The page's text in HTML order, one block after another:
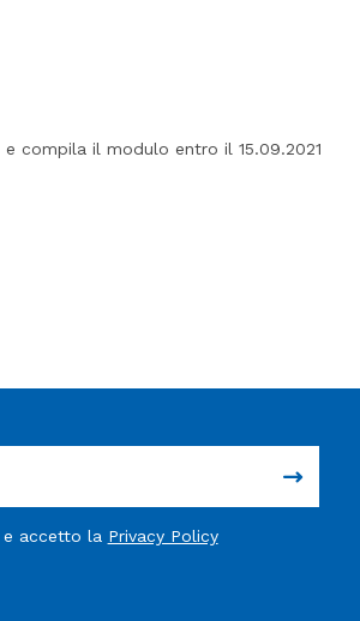
compila il modulo entro il 15.09.2021
accetto la Privacy Policy